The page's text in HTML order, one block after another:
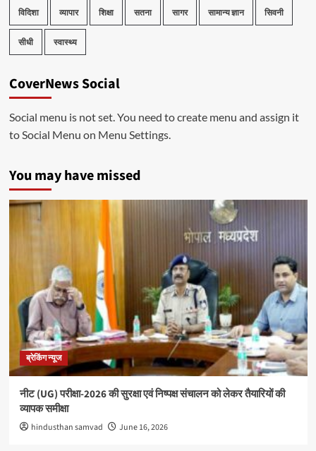
विदिशा व्यापार शिक्षा सतना सागर सामान्य ज्ञान सिवनी
सीधी स्वास्थ्य
CoverNews Social
Social menu is not set. You need to create menu and assign it
to Social Menu on Menu Settings.
You may have missed
ब्रेकिंग न्यूज
नीट (UG) परीक्षा-2026 की सुरक्षा एवं निष्पक्ष संचालन को लेकर तैयारियों की
व्यापक समीक्षा
hindusthan samvad June 16, 2026